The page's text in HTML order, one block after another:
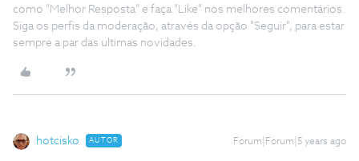
como "Melhor Resposta" e faça "Like" nos melhores comentários.
Siga os perfis da moderação, através da opção "Seguir", para estar
sempre a par das ultimas novidades.
hotcisko AUTOR Forum|Forum|5 years ago